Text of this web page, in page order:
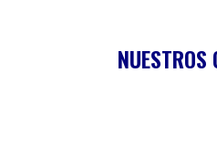
NUESTROS